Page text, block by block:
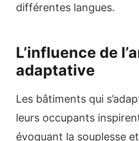
différentes langues.
L’influence de
adaptative
Les bâtiments qui
leurs occupants
évoquant la souplesse